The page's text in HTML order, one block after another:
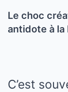
Le choc
antidote à la
C’est